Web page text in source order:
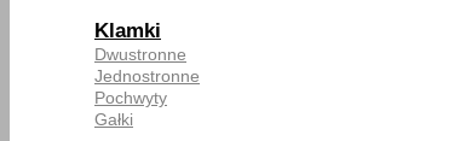
Klamki
Dwustronne
Jednostronne
Pochwyty
Gałki